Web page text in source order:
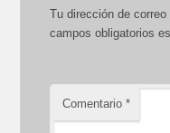
Tu dirección de
campos obligatorios
Comentario*